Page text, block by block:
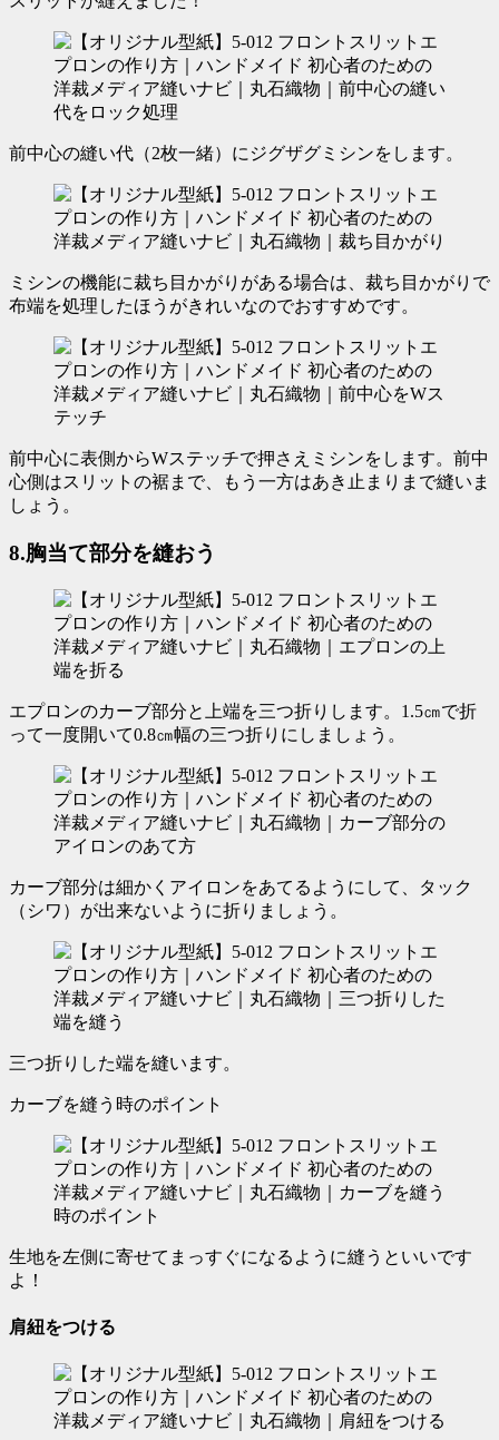
前中心の縫い代（2枚一緒）にジグザグミシンをします。
ミシンの機能に裁ち目かがりがある場合は、裁ち目かがりで
布端を処理したほうがきれいなのでおすすめです。
前中心に表側からWステッチで押さえミシンをします。前中
心側はスリットの裾まで、もう一方はあき止まりまで縫いま
しょう。
8.胸当て部分を縫おう
エプロンのカーブ部分と上端を三つ折りします。1.5㎝で折
って一度開いて0.8㎝幅の三つ折りにしましょう。
カーブ部分は細かくアイロンをあてるようにして、タック
（シワ）が出来ないように折りましょう。
三つ折りした端を縫います。
カーブを縫う時のポイント
生地を左側に寄せてまっすぐになるように縫うといいです
よ！
肩紐をつける